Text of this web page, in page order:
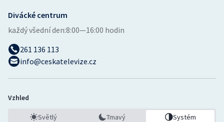
Divácké centrum
každý všední den:8:00—16:00 hodin
261 136 113
info@ceskatelevize.cz
Vzhled
Světlý Tmavý Systém